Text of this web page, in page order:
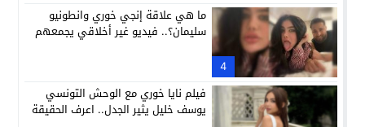
4
ما هي علاقة إنجي خوري وانطونيو
سليمان؟.. فيديو غير أخلاقي يجمعهم
فيلم نايا خوري مع الوحش التونسي
يوسف خليل يثير الجدل.. اعرف الحقيقة